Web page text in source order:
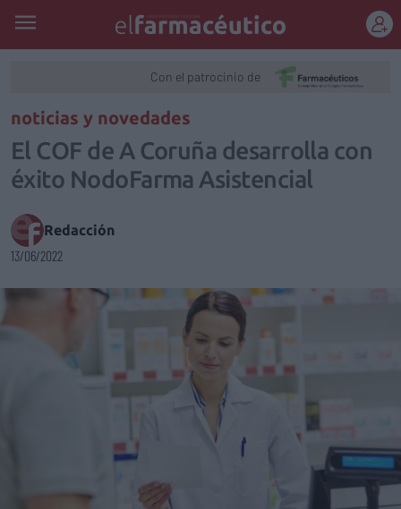
Con el patrocinio de
noticias y novedades
El COF de A Coruña desarrolla con
éxito NodoFarma Asistencial
Redacción
13/06/2022